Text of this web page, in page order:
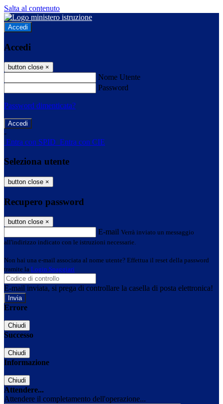
Salta al contenuto
Accedi
Accedi
button close ×
Nome Utente
Password
Password dimenticata?
-
Entra con SPID Entra con CIE
Seleziona utente
button close ×
Recupero password
button close ×
E-mail Verrà inviato un messaggio
all'indirizzo indicato con le istruzioni necessarie.
Non hai una e-mail associata al nome utente? Effettua il reset della password
tramite la Login Spaggiari
E-mail inviata, si prega di controllare la casella di posta elettronica!
Errore
Chiudi
Successo
Chiudi
Informazione
Chiudi
Attendere...
Attendere il completamento dell'operazione...